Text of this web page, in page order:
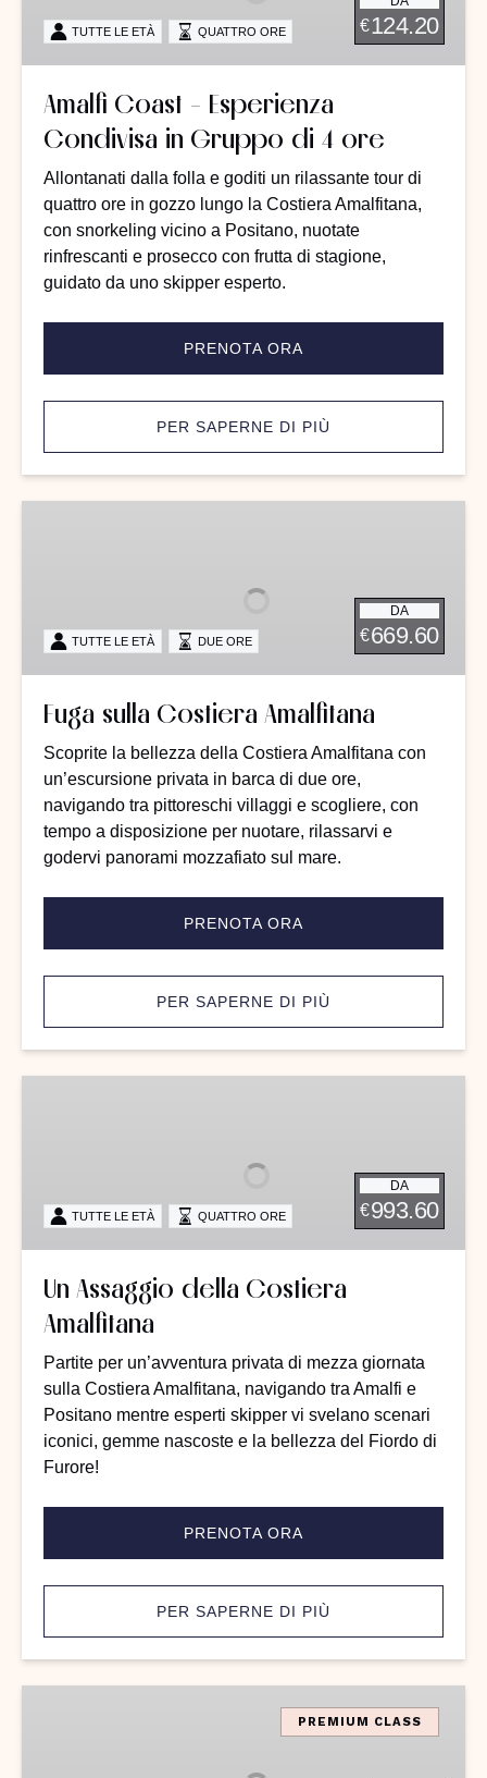
ore
€124.20
TUTTE LE ETÀ QUATTRO ORE
Amalfi Coast - Esperienza
Condivisa in Gruppo di 4 ore
Allontanati dalla folla e goditi un rilassante tour di
quattro ore in gozzo lungo la Costiera Amalfitana,
con snorkeling vicino a Positano, nuotate
rinfrescanti e prosecco con frutta di stagione,
guidato da uno skipper esperto.
PRENOTA ORA
PER SAPERNE DI PIÙ
DA
€669.60
TUTTE LE ETÀ DUE ORE
Fuga sulla Costiera Amalfitana
Scoprite la bellezza della Costiera Amalfitana con
un’escursione privata in barca di due ore,
navigando tra pittoreschi villaggi e scogliere, con
tempo a disposizione per nuotare, rilassarvi e
godervi panorami mozzafiato sul mare.
PRENOTA ORA
PER SAPERNE DI PIÙ
DA
€993.60
TUTTE LE ETÀ QUATTRO ORE
Un Assaggio della Costiera
Amalfitana
Partite per un’avventura privata di mezza giornata
sulla Costiera Amalfitana, navigando tra Amalfi e
Positano mentre esperti skipper vi svelano scenari
iconici, gemme nascoste e la bellezza del Fiordo di
Furore!
PRENOTA ORA
PER SAPERNE DI PIÙ
PREMIUM CLASS